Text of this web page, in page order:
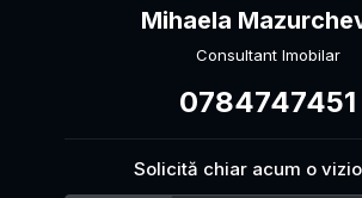
Mihaela
Consultant Imobilar
0784747451
Solicită chiar acum o